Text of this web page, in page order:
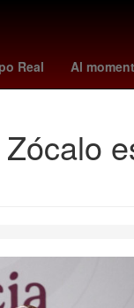
Real Al
2024 Nueva